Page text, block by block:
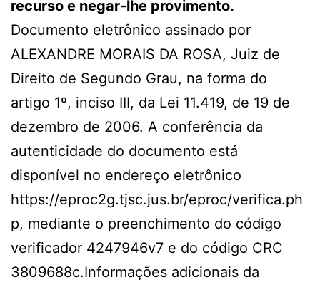
recurso e negar-lhe provimento.
Documento eletrônico assinado por
ALEXANDRE MORAIS DA ROSA, Juiz de
Direito de Segundo Grau, na forma do
artigo 1º, inciso III, da Lei 11.419, de 19 de
dezembro de 2006. A conferência da
autenticidade do documento está
disponível no endereço eletrônico
https://eproc2g.tjsc.jus.br/eproc/verifica.ph
p, mediante o preenchimento do código
verificador 4247946v7 e do código CRC
3809688c.Informações adicionais da